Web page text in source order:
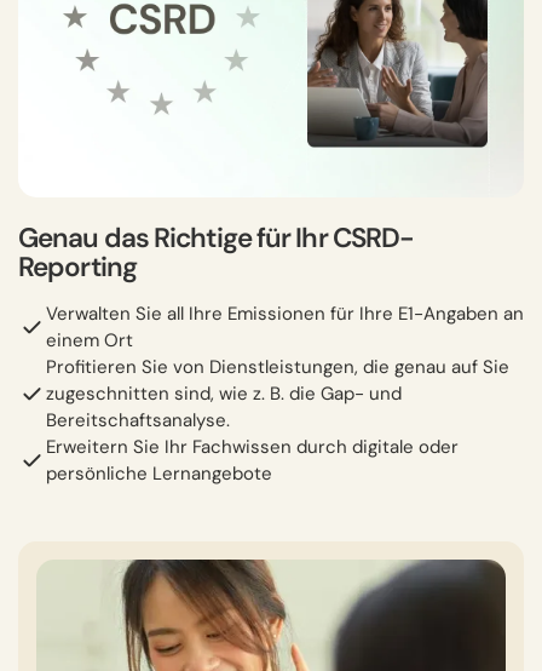
Genau das Richtige für Ihr CSRD-
Reporting
Verwalten Sie all Ihre Emissionen für Ihre E1-Angaben an
einem Ort
Profitieren Sie von Dienstleistungen, die genau auf Sie
zugeschnitten sind, wie z. B. die Gap- und
Bereitschaftsanalyse.
Erweitern Sie Ihr Fachwissen durch digitale oder
persönliche Lernangebote